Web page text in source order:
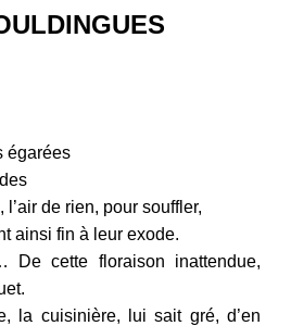
égarées
de rien, pour souffler,
ainsi fin à leur exode.
De cette floraison inattendue,
la cuisinière, lui sait gré, d’en